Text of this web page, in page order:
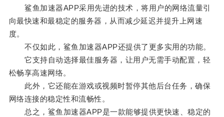
鲨鱼加速器APP采用先进的技术，将用户的网络流量引
向最快速和最稳定的服务器，从而减少延迟并提升上网速
度。
不仅如此，鲨鱼加速器APP还提供了更多实用的功能。
它支持自动选择最佳服务器，让用户无需手动配置，轻
松畅享高速网络。
此外，它还能在游戏或视频时暂停其他后台任务，确保
网络连接的稳定性和流畅性。
总之，鲨鱼加速器APP是一款能够提供更快速、稳定的